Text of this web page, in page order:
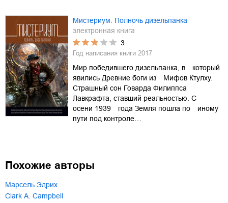
Мистериум. Полночь дизельпанка
электронная книга
3
Год написания книги 2017
Мир победившего дизельпанка, в который
явились Древние боги из Мифов Ктулху.
Страшный сон Говарда Филиппса
Лавкрафта, ставший реальностью. С
осени 1939 года Земля пошла по иному
пути под контроле…
Похожие авторы
Марсель Эдрих
Clark A. Campbell